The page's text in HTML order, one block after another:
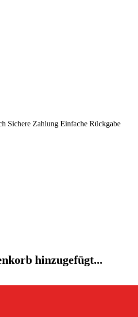
Sichere Zahlung Einfache Rückgabe
hinzugefügt...